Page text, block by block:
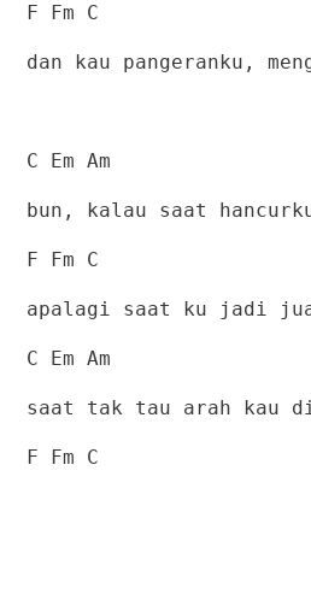
F Fm C
dan kau pangeranku,
C Em Am
bun, kalau saat
F Fm C
apalagi saat ku jadi
C Em Am
saat tak tau arah kau
F Fm C